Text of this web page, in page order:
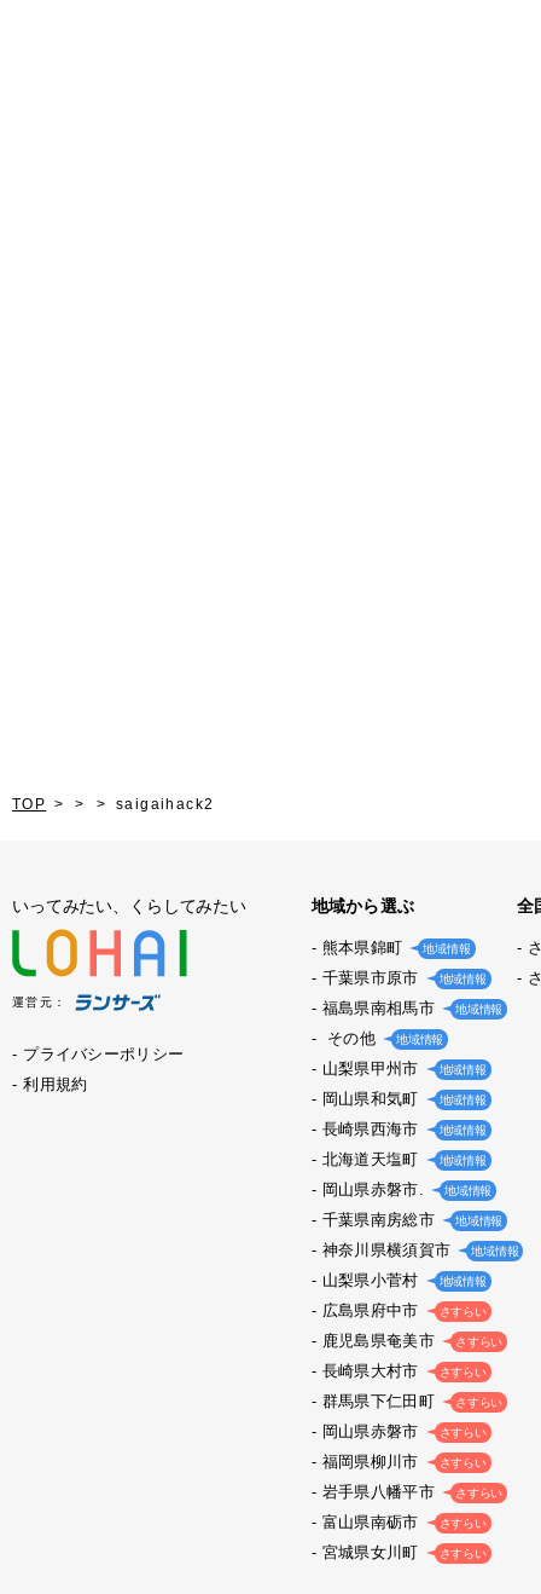
TOP saigaihack2
いってみたい、くらしてみたい
運営元：
プライバシーポリシー
利用規約
地域から選ぶ
熊本県錦町 地域情報
千葉県市原市 地域情報
福島県南相馬市 地域情報
その他 地域情報
山梨県甲州市 地域情報
岡山県和気町 地域情報
長崎県西海市 地域情報
北海道天塩町 地域情報
岡山県赤磐市. 地域情報
千葉県南房総市 地域情報
神奈川県横須賀市 地域情報
山梨県小菅村 地域情報
広島県府中市 さすらい
鹿児島県奄美市 さすらい
長崎県大村市 さすらい
群馬県下仁田町 さすらい
岡山県赤磐市 さすらい
福岡県柳川市 さすらい
岩手県八幡平市 さすらい
富山県南砺市 さすらい
宮城県女川町 さすらい
全